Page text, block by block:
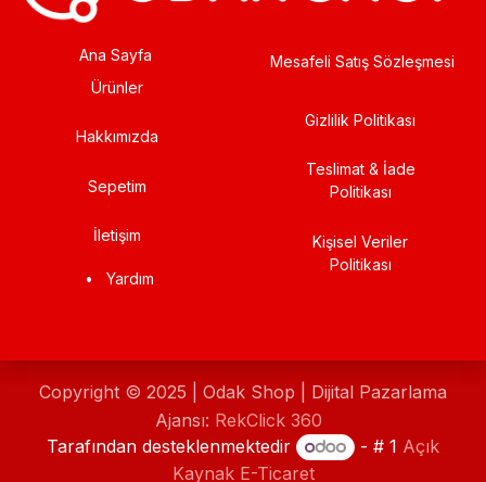
Ana Sayfa
Ürünler
Hakkımızda
Sepetim
İletişim
• Yardım
Mesafeli Satış Sözleşmesi
Gizlilik Politikası
Teslimat & İade
Politikası
Kişisel Veriler
Politikası
Copyright © 2025 | Odak Shop | Dijital Pazarlama
Ajansı: RekClick 360
Tarafından desteklenmektedir
- # 1 Açık
Kaynak E-Ticaret